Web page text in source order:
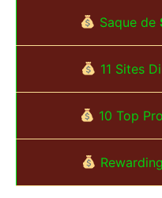
Saque de
11 Sites
10 Top